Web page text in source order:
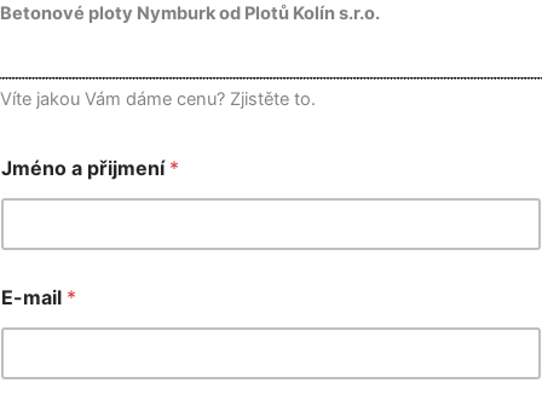
Betonové ploty Nymburk od Plotů Kolín s.r.o.
Víte jakou Vám dáme cenu? Zjistěte to.
Jméno a přijmení *
E-mail *